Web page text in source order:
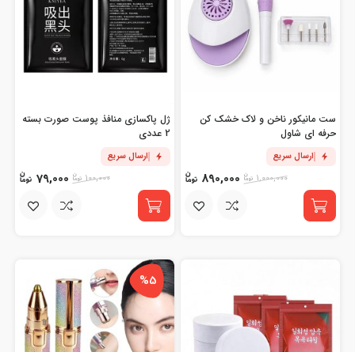
ست مانیکور ناخن و لاک خشک کن
حرفه ای شاول
ارسال سریع
1,000,000
890,000
ژل پاکسازی منافذ پوست صورت بسته
2 عددی
ارسال سریع
100,000
79,000
%5